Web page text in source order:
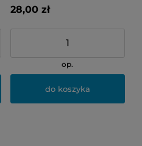
28,00 zł
op.
do koszyka